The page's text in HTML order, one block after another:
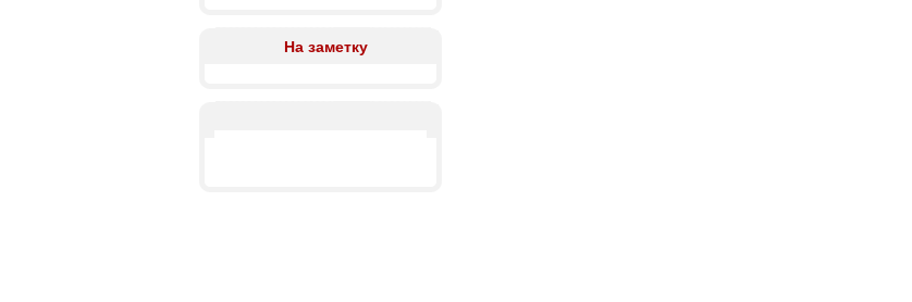
На заметку